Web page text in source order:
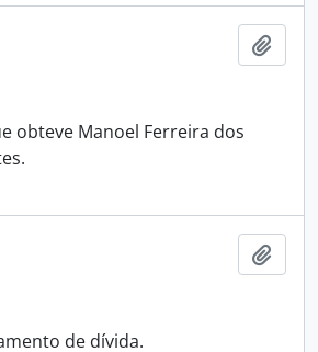
obteve Manoel Ferreira dos
de dívida.